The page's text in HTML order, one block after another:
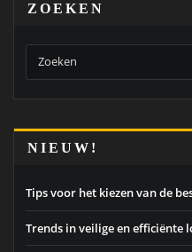
ZOEKEN
NIEUW!
Tips voor het kiezen van de
Trends in veilige en efficiënte